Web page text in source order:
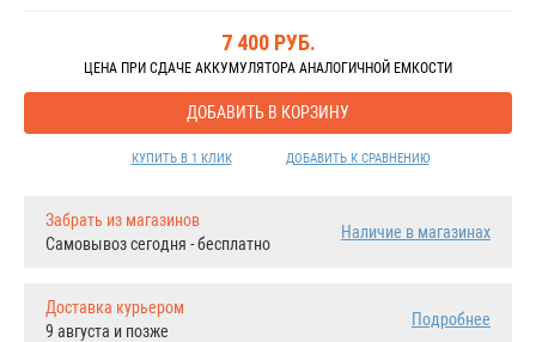
7 400РУБ.
ЦЕНА ПРИ СДАЧЕ АККУМУЛЯТОРА АНАЛОГИЧНОЙ ЕМКОСТИ
ДОБАВИТЬ В КОРЗИНУ
КУПИТЬ В 1 КЛИК ДОБАВИТЬ К СРАВНЕНИЮ
Забрать из магазинов
Самовывоз сегодня - бесплатно
Наличие в магазинах
Доставка курьером
9 августа и позже
Подробнее